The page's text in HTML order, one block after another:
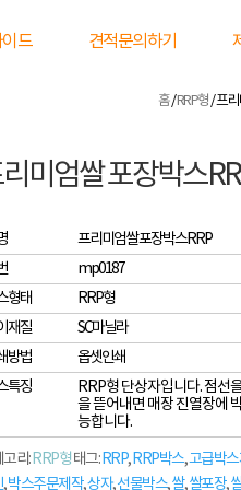
드 견적문의하기
홈/RRP형/ 프
미엄쌀 포장박스
프리미엄쌀 포장박스RRP
mp0187
형태
RRP형
재질
SC마닐라
방법
옵셋인쇄
특징
RRP형 단상자입니다. 점선
을 뜯어내면 매장 진열장에
능합니다.
리: RRP형태그: RRP, RRP박스,고급박
,박스주문제작,상자,선물박스,쌀,쌀포장,